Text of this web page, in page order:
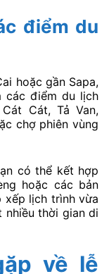
điểm du
hoặc gần Sapa,
các điểm du lịch
Cát, Tả Van,
chợ phiên vùng
có thể kết hợp
hoặc các bản
xếp lịch trình vừa
nhiều thời gian di
về lễ